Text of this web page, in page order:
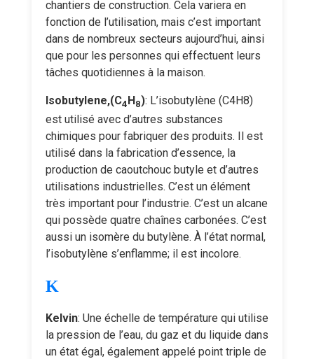
chantiers de construction. Cela variera en
fonction de l’utilisation, mais c’est important
dans de nombreux secteurs aujourd’hui, ainsi
que pour les personnes qui effectuent leurs
tâches quotidiennes à la maison.
Isobutylene,(C4 H8): L’isobutylène (C4H8)
est utilisé avec d’autres substances
chimiques pour fabriquer des produits. Il est
utilisé dans la fabrication d’essence, la
production de caoutchouc butyle et d’autres
utilisations industrielles. C’est un élément
très important pour l’industrie. C’est un alcane
qui possède quatre chaînes carbonées. C’est
aussi un isomère du butylène. À l’état normal,
l’isobutylène s’enflamme; il est incolore.
K
Kelvin: Une échelle de température qui utilise
la pression de l’eau, du gaz et du liquide dans
un état égal, également appelé point triple de